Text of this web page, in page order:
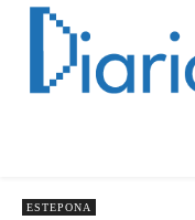
ESTEPONA